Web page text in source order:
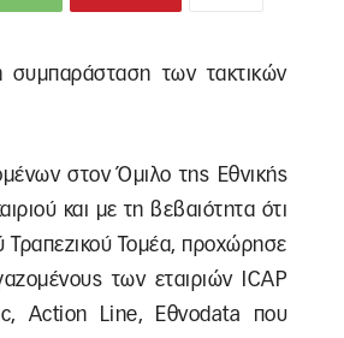
συμπαράσταση των τακτικών
στον Όμιλο της Εθνικής
και με τη βεβαιότητα ότι
Τραπεζικού Τομέα, προχώρησε
των εταιριών ICAP
Action Line, Εθνοdata που